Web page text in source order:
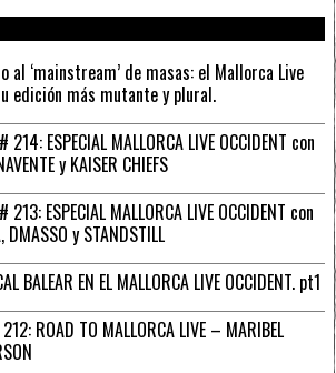
al ‘mainstream’ de masas: el Mallorca Live
edición más mutante y plural.
214: ESPECIAL MALLORCA LIVE OCCIDENT con
y KAISER CHIEFS
213: ESPECIAL MALLORCA LIVE OCCIDENT con
DMASSO y STANDSTILL
BALEAR EN EL MALLORCA LIVE OCCIDENT. pt1
ROAD TO MALLORCA LIVE – MARIBEL